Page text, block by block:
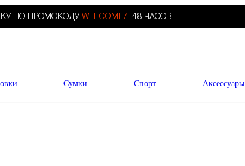
ПО ПРОМОКОДУ WELCOME7. 48 ЧАСОВ
Сумки Спорт Аксессуары